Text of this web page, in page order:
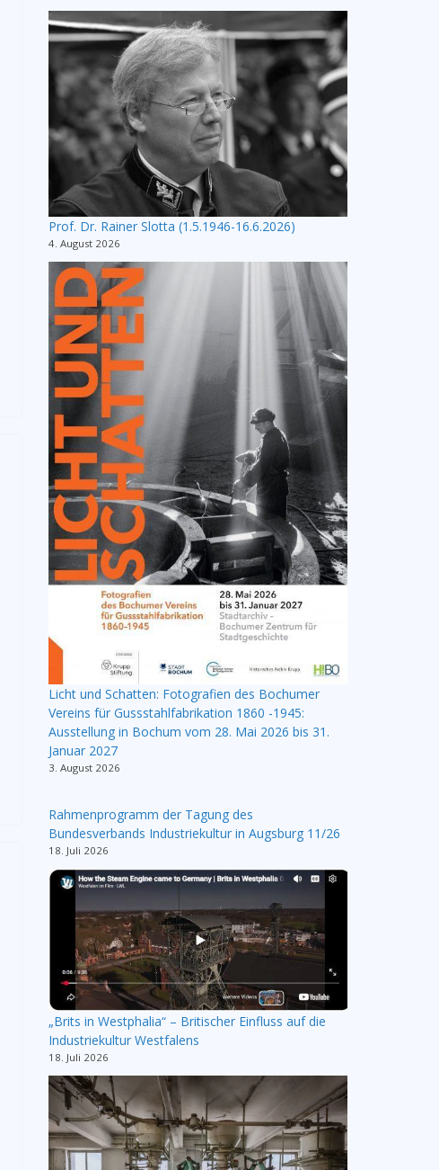
Prof. Dr. Rainer Slotta (1.5.1946-16.6.2026)
4. August 2026
Licht und Schatten: Fotografien des Bochumer
Vereins für Gussstahlfabrikation 1860 -1945:
Ausstellung in Bochum vom 28. Mai 2026 bis 31.
Januar 2027
3. August 2026
Rahmenprogramm der Tagung des
Bundesverbands Industriekultur in Augsburg 11/26
18. Juli 2026
„Brits in Westphalia“ – Britischer Einfluss auf die
Industriekultur Westfalens
18. Juli 2026